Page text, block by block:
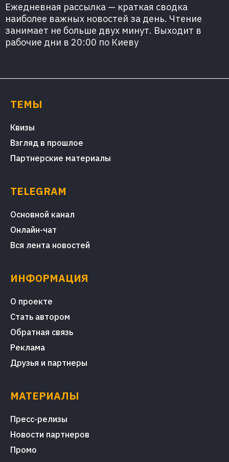
Ежедневная рассылка — краткая сводка
наиболее важных новостей за день. Чтение
занимает не больше двух минут. Выходит в
рабочие дни в 20:00 по Киеву
ТЕМЫ
Квизы
Взгляд в прошлое
Партнерские материалы
TELEGRAM
Основной канал
Онлайн-чат
Вся лента новостей
ИНФОРМАЦИЯ
О проекте
Стать автором
Обратная связь
Реклама
Друзья и партнеры
МАТЕРИАЛЫ
Пресс-релизы
Новости партнеров
Промо